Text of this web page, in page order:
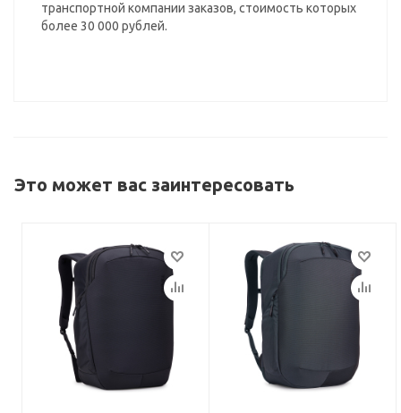
транспортной компании заказов, стоимость которых
более 30 000 рублей.
Это может вас заинтересовать